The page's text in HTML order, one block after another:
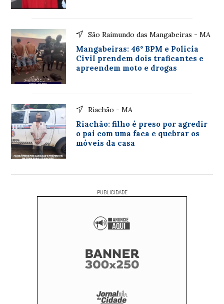
São Raimundo das Mangabeiras - MA
Mangabeiras: 46º BPM e Policia
Civil prendem dois traficantes e
apreendem moto e drogas
Riachão - MA
Riachão: filho é preso por agredir
o pai com uma faca e quebrar os
móveis da casa
PUBLICIDADE